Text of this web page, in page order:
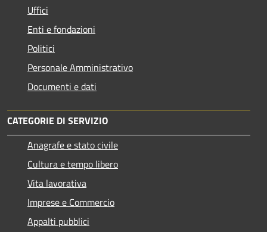
Uffici
Enti e fondazioni
Politici
Personale Amministrativo
Documenti e dati
CATEGORIE DI SERVIZIO
Anagrafe e stato civile
Cultura e tempo libero
Vita lavorativa
Imprese e Commercio
Appalti pubblici